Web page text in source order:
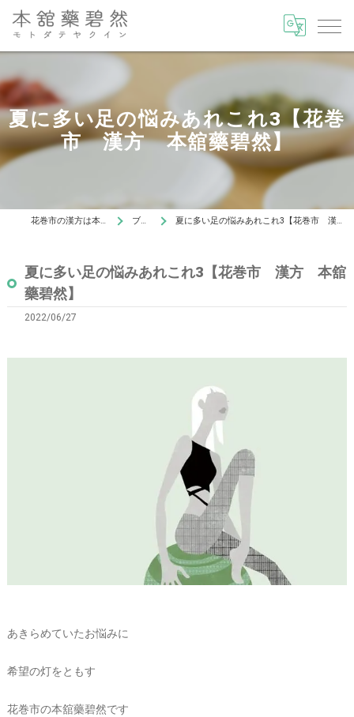
夏に多い足の悩みあれこれ3【花巻
市 漢方 本舘藥碧然】
花巻市の漢方は本舘藥碧然 ブログ 夏に多い足の悩みあれこれ3【花巻市 漢方 本舘藥碧然】
夏に多い足の悩みあれこれ3【花巻市 漢方 本舘
藥碧然】
2022/06/27
あきらめていたお悩みに
希望の灯をともす
花巻市の本舘藥碧然です